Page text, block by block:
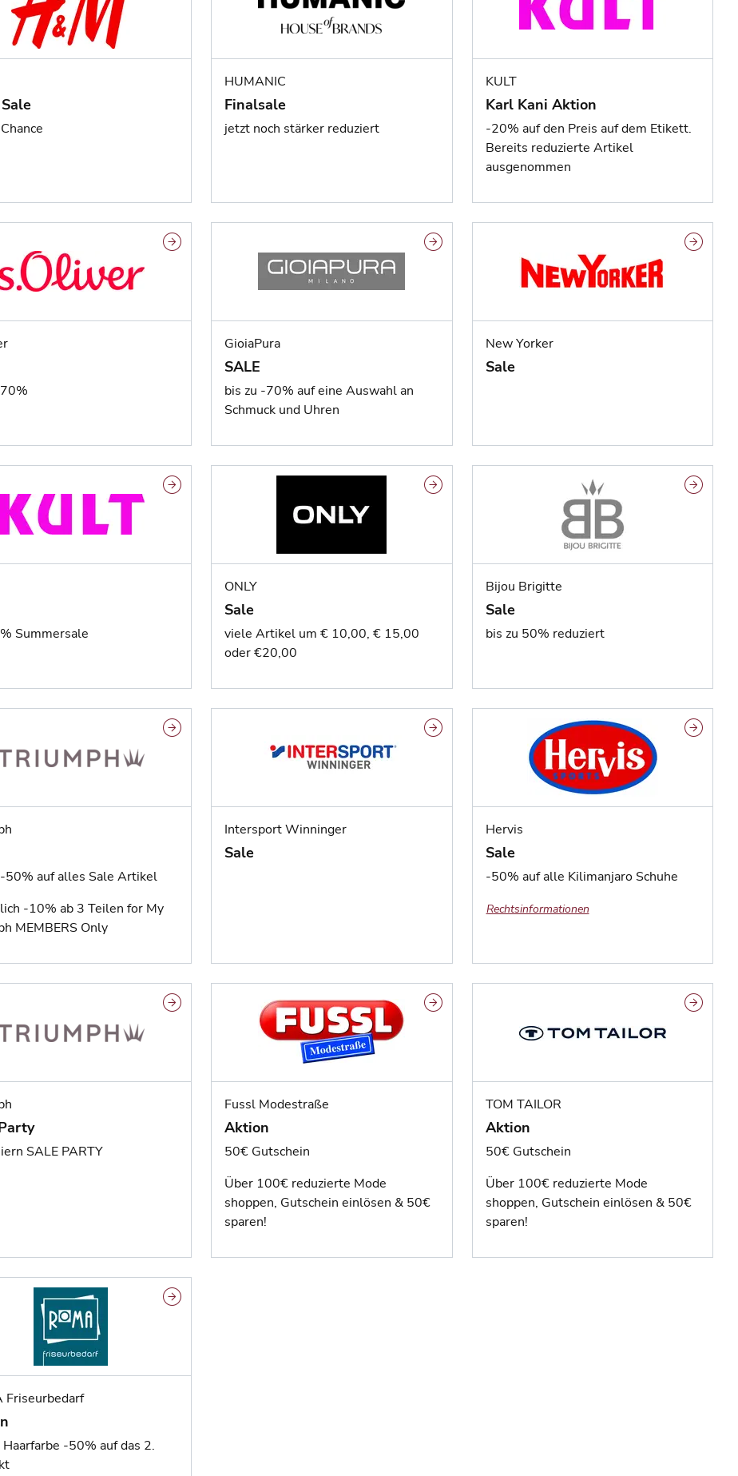
HUMANIC
Finalsale
jetzt noch stärker reduziert
KULT
Karl Kani Aktion
-20% auf den Preis auf dem Etikett.
Bereits reduzierte Artikel
ausgenommen
GioiaPura
SALE
bis zu -70% auf eine Auswahl an
Schmuck und Uhren
New Yorker
Sale
Summersale
ONLY
Sale
viele Artikel um € 10,00, € 15,00
oder €20,00
Bijou Brigitte
Sale
bis zu 50% reduziert
50% auf alles Sale Artikel
-10% ab 3 Teilen for My
MEMBERS Only
Intersport Winninger
Sale
Hervis
Sale
-50% auf alle Kilimanjaro Schuhe
Rechtsinformationen
SALE PARTY
Fussl Modestraße
Aktion
50€ Gutschein
Über 100€ reduzierte Mode
shoppen, Gutschein einlösen & 50€
sparen!
TOM TAILOR
Aktion
50€ Gutschein
Über 100€ reduzierte Mode
shoppen, Gutschein einlösen & 50€
sparen!
Friseurbedarf
-50% auf das 2.